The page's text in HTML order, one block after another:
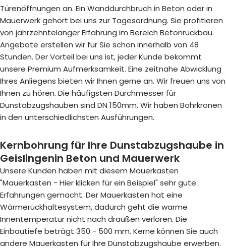
Türenöffnungen an. Ein Wanddurchbruch in Beton oder in
Mauerwerk gehört bei uns zur Tagesordnung. Sie profitieren
von jahrzehntelanger Erfahrung im Bereich Betonrückbau.
Angebote erstellen wir für Sie schon innerhalb von 48
Stunden. Der Vorteil bei uns ist, jeder Kunde bekommt
unsere Premium Aufmerksamkeit. Eine zeitnahe Abwicklung
Ihres Anliegens bieten wir Ihnen gerne an. Wir freuen uns von
Ihnen zu hören. Die häufigsten Durchmesser für
Dunstabzugshauben sind DN 150mm. Wir haben Bohrkronen
in den unterschiedlichsten Ausführungen.
Kernbohrung für Ihre Dunstabzugshaube in
Geislingenin Beton und Mauerwerk
Unsere Kunden haben mit diesem Mauerkasten
"Mauerkasten - Hier klicken für ein Beispiel" sehr gute
Erfahrungen gemacht. Der Mauerkasten hat eine
Wärmerückhaltesystem, dadurch geht die warme
Innentemperatur nicht nach draußen verloren. Die
Einbautiefe beträgt 350 - 500 mm. Kerne können Sie auch
andere Mauerkasten für Ihre Dunstabzugshaube erwerben.